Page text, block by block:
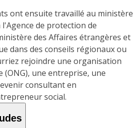
ont ensuite travaillé au ministère
de protection de
des Affaires étrangères et
dans des conseils régionaux ou
rejoindre une organisation
une entreprise, une
consultant en
social.